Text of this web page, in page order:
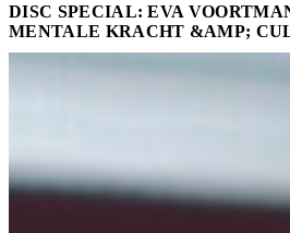
DISC SPECIAL: EVA
MENTALE KRACHT &AMP;